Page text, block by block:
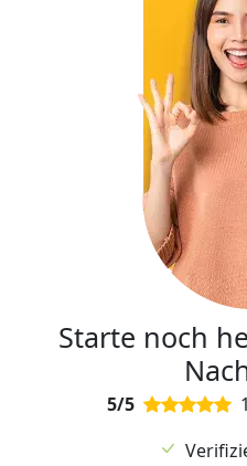
Starte noch
5/5